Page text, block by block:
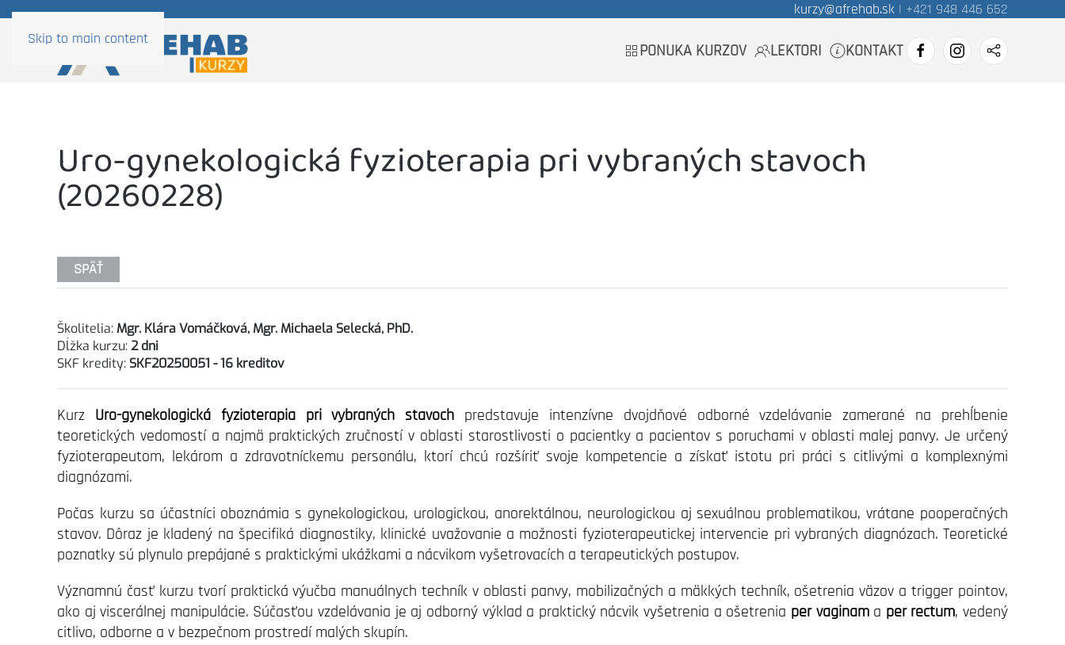
Skip to main content
kurzy@afrehab.sk | +421 948 446 652
PONUKA KURZOV LEKTORI KONTAKT
Uro-gynekologická fyzioterapia pri vybraných stavoch
(20260228)
SPÄŤ
Školitelia: Mgr. Klára Vomáčková, Mgr. Michaela Selecká, PhD.
Dĺžka kurzu:2 dni
SKF kredity: SKF20250051 - 16 kreditov
Kurz Uro-gynekologická fyzioterapia pri vybraných stavoch predstavuje intenzívne dvojdňové odborné vzdelávanie zamerané na prehĺbenie
teoretických vedomostí a najmä praktických zručností v oblasti starostlivosti o pacientky a pacientov s poruchami v oblasti malej panvy. Je určený
fyzioterapeutom, lekárom a zdravotníckemu personálu, ktorí chcú rozšíriť svoje kompetencie a získať istotu pri práci s citlivými a komplexnými
diagnózami.
Počas kurzu sa účastníci oboznámia s gynekologickou, urologickou, anorektálnou, neurologickou aj sexuálnou problematikou, vrátane pooperačných
stavov. Dôraz je kladený na špecifiká diagnostiky, klinické uvažovanie a možnosti fyzioterapeutickej intervencie pri vybraných diagnózach. Teoretické
poznatky sú plynulo prepájané s praktickými ukážkami a nácvikom vyšetrovacích a terapeutických postupov.
Významnú časť kurzu tvorí praktická výučba manuálnych techník v oblasti panvy, mobilizačných a mäkkých techník, ošetrenia väzov a trigger pointov,
ako aj viscerálnej manipulácie. Súčasťou vzdelávania je aj odborný výklad a praktický nácvik vyšetrenia a ošetrenia per vaginama per rectum, vedený
citlivo, odborne a v bezpečnom prostredí malých skupín.